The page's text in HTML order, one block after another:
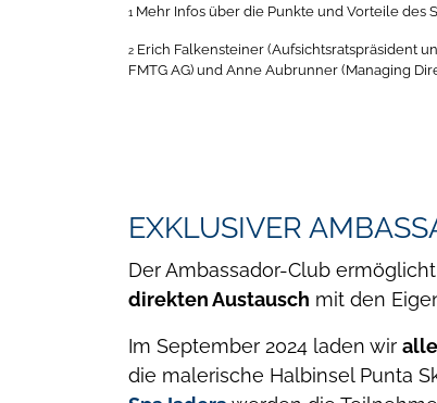
1 Mehr Infos über die Punkte und Vorteile des
2 Erich Falkensteiner (Aufsichtsratspräsident
FMTG AG) und Anne Aubrunner (Managing
EXKLUSIVER
Der Ambassador-Club
direkten Austausch mit den
Im September 2024 laden wir
die malerische Halbinsel Punta